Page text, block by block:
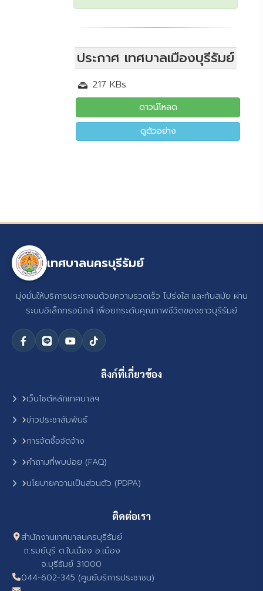
ประกาศ เทศบาลเมืองบุรีรัมย์
217 KBs
ดาวน์โหลด
ดูตัวอย่าง
เทศบาลนครบุรีรัมย์
มุ่งมั่นให้บริการประชาชนด้วยความรวดเร็ว โปร่งใส และทันสมัย ผ่าน
ระบบอิเล็กทรอนิกส์ เพื่อยกระดับคุณภาพชีวิตของชาวบุรีรัมย์
ลิงก์ที่เกี่ยวข้อง
เว็บไซต์หลักเทศบาลฯ
ข่าวประชาสัมพันธ์
การจัดซื้อจัดจ้าง
คำถามที่พบบ่อย (FAQ)
นโยบายความเป็นส่วนตัว (PDPA)
ติดต่อเรา
สำนักงานเทศบาลนครบุรีรัมย์
ถ.รมย์บุรี ต.ในเมือง อ.เมือง
จ.บุรีรัมย์ 31000
044-602-345 (ศูนย์บริการประชาชน)